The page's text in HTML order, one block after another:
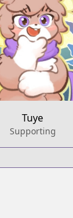
Tuye
Supporting